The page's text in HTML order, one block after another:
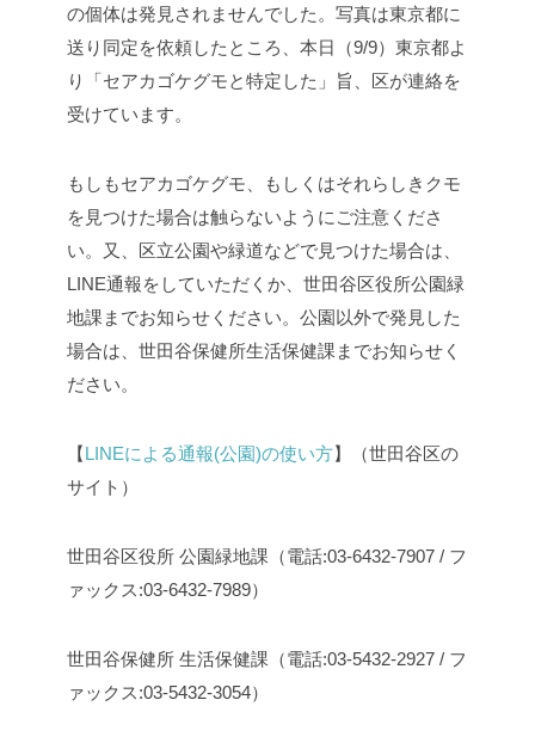
の個体は発見されませんでした。写真は東京都に
送り同定を依頼したところ、本日（9/9）東京都よ
り「セアカゴケグモと特定した」旨、区が連絡を
受けています。
もしもセアカゴケグモ、もしくはそれらしきクモ
を見つけた場合は触らないようにご注意くださ
い。又、区立公園や緑道などで見つけた場合は、
LINE通報をしていただくか、世田谷区役所公園緑
地課までお知らせください。公園以外で発見した
場合は、世田谷保健所生活保健課までお知らせく
ださい。
【LINEによる通報(公園)の使い方】（世田谷区の
サイト）
世田谷区役所 公園緑地課（電話:03-6432-7907 / フ
ァックス:03-6432-7989）
世田谷保健所 生活保健課（電話:03-5432-2927 / フ
ァックス:03-5432-3054）